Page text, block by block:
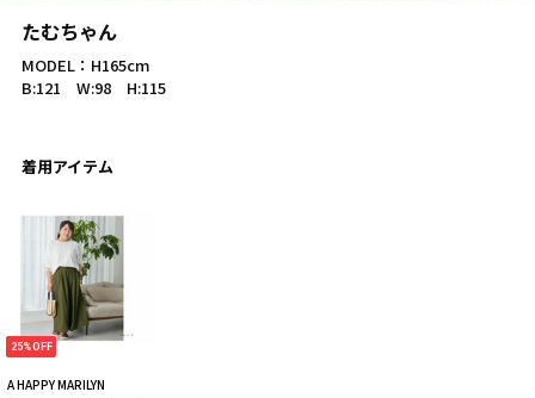
たむちゃん
MODEL：H165cm
B:121 W:98 H:115
着用アイテム
25%OFF
A HAPPY MARILYN